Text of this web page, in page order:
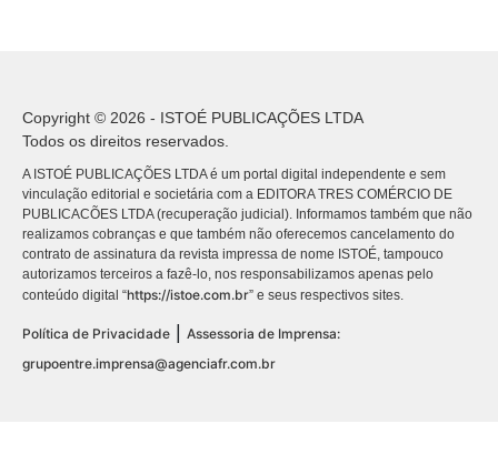
Copyright © 2026 - ISTOÉ PUBLICAÇÕES LTDA
Todos os direitos reservados.
A ISTOÉ PUBLICAÇÕES LTDA é um portal digital independente e sem
vinculação editorial e societária com a EDITORA TRES COMÉRCIO DE
PUBLICACÕES LTDA (recuperação judicial). Informamos também que não
realizamos cobranças e que também não oferecemos cancelamento do
contrato de assinatura da revista impressa de nome ISTOÉ, tampouco
autorizamos terceiros a fazê-lo, nos responsabilizamos apenas pelo
conteúdo digital “https://istoe.com.br” e seus respectivos sites.
Política de Privacidade
Assessoria de Imprensa:
grupoentre.imprensa@agenciafr.com.br